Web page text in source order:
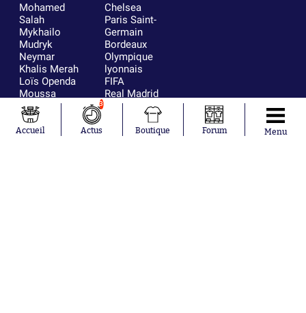
Mohamed
Salah
Mykhailo
Mudryk
Neymar
Khalis Merah
Loïs Openda
Moussa
Niakhaté
Nicolás
Tagliafico
Chelsea
Paris Saint-
Germain
Bordeaux
Olympique
lyonnais
FIFA
Real Madrid
RC Strasbourg
AC Milan
Accueil
3
Actus Boutique Forum Menu